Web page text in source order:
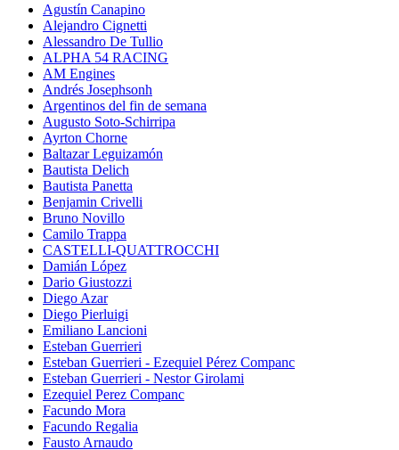
Agustín Canapino
Alejandro Cignetti
Alessandro De Tullio
ALPHA 54 RACING
AM Engines
Andrés Josephsonh
Argentinos del fin de semana
Augusto Soto-Schirripa
Ayrton Chorne
Baltazar Leguizamón
Bautista Delich
Bautista Panetta
Benjamin Crivelli
Bruno Novillo
Camilo Trappa
CASTELLI-QUATTROCCHI
Damián López
Dario Giustozzi
Diego Azar
Diego Pierluigi
Emiliano Lancioni
Esteban Guerrieri
Esteban Guerrieri - Ezequiel Pérez Companc
Esteban Guerrieri - Nestor Girolami
Ezequiel Perez Companc
Facundo Mora
Facundo Regalia
Fausto Arnaudo